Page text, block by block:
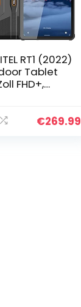
RT1 (2022)
Tablet
FHD+,
€269.99